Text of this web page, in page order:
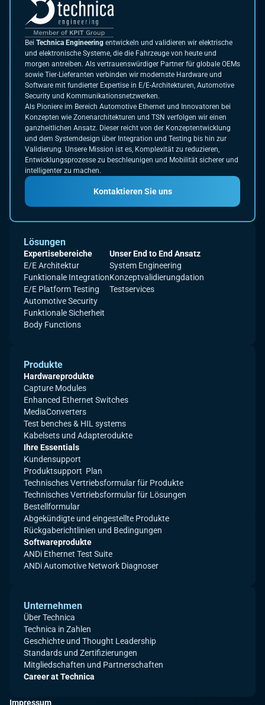
Bei Technica Engineering entwickeln und validieren wir elektrische
und elektronische Systeme, die die Fahrzeuge von heute und
morgen antreiben. Als vertrauenswürdiger Partner für globale OEMs
sowie Tier-Lieferanten verbinden wir modernste Hardware und
Software mit fundierter Expertise in E/E-Architekturen, Automotive
Security und Kommunikationsnetzwerken.
Als Pioniere im Bereich Automotive Ethernet und Innovatoren bei
Konzepten wie Zonenarchitekturen und TSN verfolgen wir einen
ganzheitlichen Ansatz. Dieser reicht von der Konzeptentwicklung
und dem Systemdesign über Integration und Testing bis hin zur
Validierung. Unsere Mission ist es, Komplexität zu reduzieren,
Entwicklungsprozesse zu beschleunigen und Mobilität sicherer und
intelligenter zu machen.
Kontaktieren Sie uns
Lösungen
Expertisebereiche
E/E Architektur
Funktionale Integration
E/E Platform Testing
Automotive Security
Funktionale Sicherheit
Body Functions
Unser End to End Ansatz
System Engineering
Konzeptvalidierungdation
Testservices
Produkte
Hardwareprodukte
Capture Modules
Enhanced Ethernet Switches
MediaConverters
Test benches & HIL systems
Kabelsets und Adapterodukte
Ihre Essentials
Kundensupport
Produktsupport Plan
Technisches Vertriebsformular für Produkte
Technisches Vertriebsformular für Lösungen
Bestellformular
Abgekündigte und eingestellte Produkte
Rückgaberichtlinien und Bedingungen
Softwareprodukte
ANDi Ethernet Test Suite
ANDi Automotive Network Diagnoser
Unternehmen
Über Technica
Technica in Zahlen
Geschichte und Thought Leadership
Standards und Zertifizierungen
Mitgliedschaften und Partnerschaften
Career at Technica
Impressum